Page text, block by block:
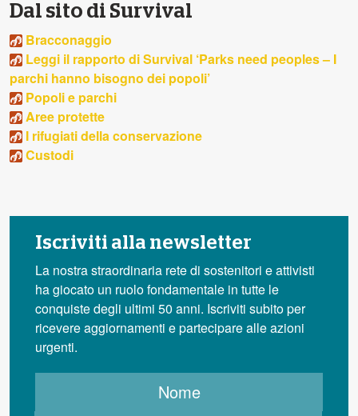
Dal sito di Survival
Bracconaggio
Leggi il rapporto di Survival ‘Parks need peoples – I
parchi hanno bisogno dei popoli’
Popoli e parchi
Aree protette
I rifugiati della conservazione
Custodi
Iscriviti alla newsletter
La nostra straordinaria rete di sostenitori e attivisti
ha giocato un ruolo fondamentale in tutte le
conquiste degli ultimi 50 anni. Iscriviti subito per
ricevere aggiornamenti e partecipare alle azioni
urgenti.